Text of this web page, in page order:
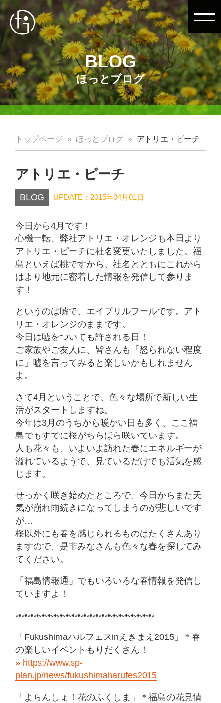
BLOG
ほっとブログ
トップページ ほっとブログ アトリエ・ピーチ
アトリエ・ピーチ
BLOG UPDATE：2015年04月01日
今日から4月です！
心機一転、弊社アトリエ・オレンジも本日より
アトリエ・ピーチに社名変更いたしました。福
島といえば桃ですから、社名とともにこれから
はより地元に密着した情報を発信して参りま
す！
というのは嘘で、エイプリルフールです。アト
リエ・オレンジのままです。
今日は嘘をついても許される日！
ご家族やご友人に、皆さんも「怒られない程度
に」嘘を言ってみると楽しいかもしれません
よ。
さて4月ということで、色々な場所で新しい生
活がスタートしますね。
今年は3月のうちから暖かい日も多く、ここ福
島でもすでに桜がちらほら咲いています。
人も花々も、いよいよ訪れた春にエネルギーが
溢れているようで、見ているだけでも活気を感
じます。
せっかく咲き始めたところで、今日からまた天
気が崩れ雨続きになってしまうのが悲しいです
が…
桜以外にも春を感じられるものはたくさんあり
ますので、是非みなさんも色々な春を探してみ
てください。
「福島情報通」でもいろいろな春情報を発信し
ていますよ！
◦•◦•◦•◦•◦•◦•◦•◦•◦•◦•◦•◦•◦•◦•◦•◦•◦•◦•◦•◦•◦•◦•◦•◦
「Fukushimaハルフェスinえきまえ2015」＊春
の楽しいイベントもりだくさん！
https://www.sp-
plan.jp/news/fukushimaharufes2015
「よらんしょ！花のふくしま」＊福島の花見情